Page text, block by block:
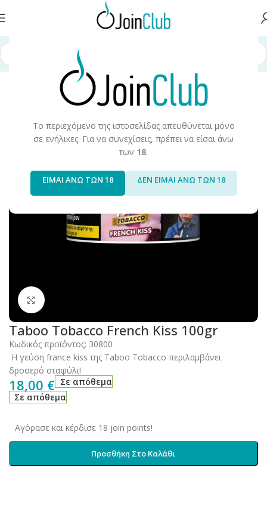
Το περιεχόμενο της ιστοσελίδας απευθύνεται μόνο
σε ενήλικες. Για να συνεχίσεις, πρέπει να είσαι άνω
των 18.
ΕΙΜΑΙ ΑΝΩ ΤΩΝ 18 ΔΕΝ ΕΙΜΑΙ ΑΝΩ ΤΩΝ 18
Προϊόντα Καπνού
Click to enlarge
Taboo Tobacco French Kiss 100gr
Κωδικός προϊόντος: 30800
Η γεύση france kiss της Taboo Tobacco περιλαμβάνει
δροσερό σταφύλι!
18,00 € Σε απόθεμα
Σε απόθεμα
Αγόρασε και κέρδισε 18 join points!
Προσθήκη Στο Καλάθι